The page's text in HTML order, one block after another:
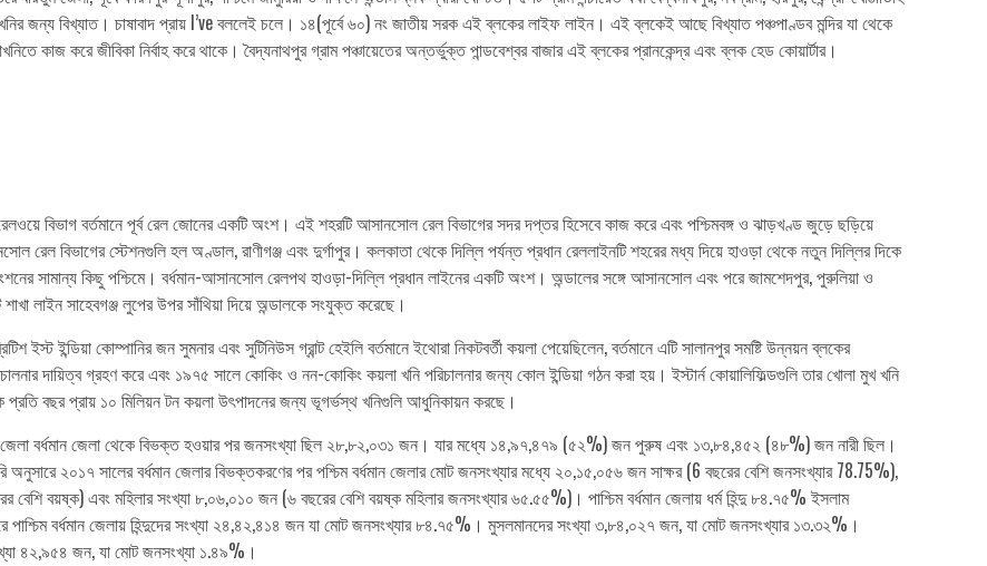
জন্য বিখ্যাত। চাষাবাদ প্রায় I’ve বললেই চলে। ১৪(পূর্বে ৬০) নং জাতীয় সরক এই ব্লকের লাইফ লাইন। এই ব্লকেই আছে বিখ্যাত পঞ্চপাণ্ডব মন্দির যা থেকে
কাজ করে জীবিকা নির্বাহ করে থাকে। বৈদ্যনাথপুর গ্রাম পঞ্চায়েতের অন্তর্ভুক্ত পান্ডবেশ্বর বাজার এই ব্লকের প্রানকেন্দ্র এবং ব্লক হেড কোয়ার্টার।
বিভাগ বর্তমানে পূর্ব রেল জোনের একটি অংশ। এই শহরটি আসানসোল রেল বিভাগের সদর দপ্তর হিসেবে কাজ করে এবং পশ্চিমবঙ্গ ও ঝাড়খণ্ড জুড়ে ছড়িয়ে
রেল বিভাগের স্টেশনগুলি হল অণ্ডাল, রাণীগঞ্জ এবং দুর্গাপুর। কলকাতা থেকে দিল্লি পর্যন্ত প্রধান রেললাইনটি শহরের মধ্য দিয়ে হাওড়া থেকে নতুন দিল্লির দিকে
সামান্য কিছু পশ্চিমে। বর্ধমান-আসানসোল রেলপথ হাওড়া-দিল্লি প্রধান লাইনের একটি অংশ। অন্ডালের সঙ্গে আসানসোল এবং পরে জামশেদপুর, পুরুলিয়া ও
লাইন সাহেবগঞ্জ লুপের উপর সাঁথিয়া দিয়ে অন্ডালকে সংযুক্ত করেছে।
ইন্ডিয়া কোম্পানির জন সুমনার এবং সুটিনিউস গ্রান্ট হেইলি বর্তমানে ইথোরা নিকটবর্তী কয়লা পেয়েছিলেন, বর্তমানে এটি সালানপুর সমষ্টি উন্নয়ন ব্লকের
দায়িত্ব গ্রহণ করে এবং ১৯৭৫ সালে কোকিং ও নন-কোকিং কয়লা খনি পরিচালনার জন্য কোল ইন্ডিয়া গঠন করা হয়। ইস্টার্ন কোয়ালিফিল্ডগুলি তার খোলা মুখ খনি
বছর প্রায় ১০ মিলিয়ন টন কয়লা উৎপাদনের জন্য ভূগর্ভস্থ খনিগুলি আধুনিকায়ন করছে।
জেলা বর্ধমান জেলা থেকে বিভক্ত হওয়ার পর জনসংখ্যা ছিল ২৮,৮২,০৩১ জন। যার মধ্যে ১৪,৯৭,৪৭৯ (৫২%) জন পুরুষ এবং ১৩,৮৪,৪৫২ (৪৮%) জন নারী ছিল।
২০১৭ সালের বর্ধমান জেলার বিভক্তকরণের পর পশ্চিম বর্ধমান জেলার মোট জনসংখ্যার মধ্যে ২০,১৫,০৫৬ জন সাক্ষর (6 বছরের বেশি জনসংখ্যার 78.75%),
বয়ষ্ক) এবং মহিলার সংখ্যা ৮,০৬,০১০ জন (৬ বছরের বেশি বয়ষ্ক মহিলার জনসংখ্যার ৬৫.৫৫%)। পাশ্চিম বর্ধমান জেলায় ধর্ম হিন্দু ৮৪.৭৫% ইসলাম
বর্ধমান জেলায় হিন্দুদের সংখ্যা ২৪,৪২,৪১৪ জন যা মোট জনসংখ্যার ৮৪.৭৫%। মুসলমানদের সংখ্যা ৩,৮৪,০২৭ জন, যা মোট জনসংখ্যার ১৩.৩২%।
৪২,৯৫৪ জন, যা মোট জনসংখ্যা ১.৪৯%।